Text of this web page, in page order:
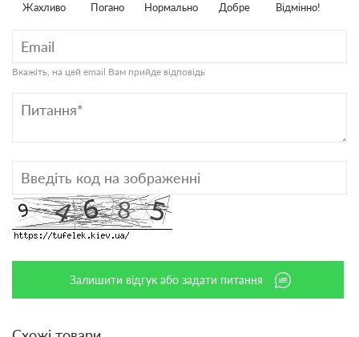
Жахливо Погано Нормально Добре Відмінно!
Вкажіть, на цей email Вам прийде відповідь
Залишити відгук або задати питання